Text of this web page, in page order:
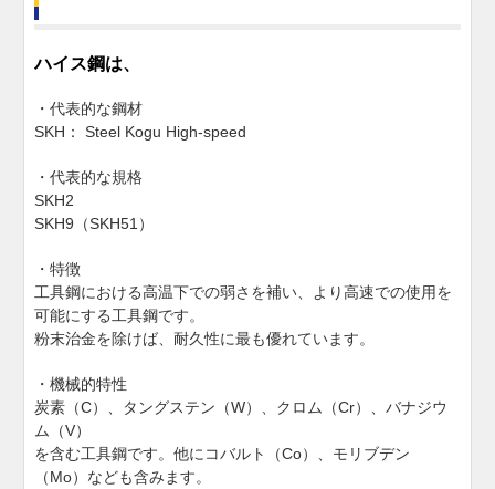
ハイス鋼は、
・代表的な鋼材
SKH： Steel Kogu High-speed
・代表的な規格
SKH2
SKH9（SKH51）
・特徴
工具鋼における高温下での弱さを補い、より高速での使用を
可能にする工具鋼です。
粉末治金を除けば、耐久性に最も優れています。
・機械的特性
炭素（C）、タングステン（W）、クロム（Cr）、バナジウ
ム（V）
を含む工具鋼です。他にコバルト（Co）、モリブデン
（Mo）なども含みます。